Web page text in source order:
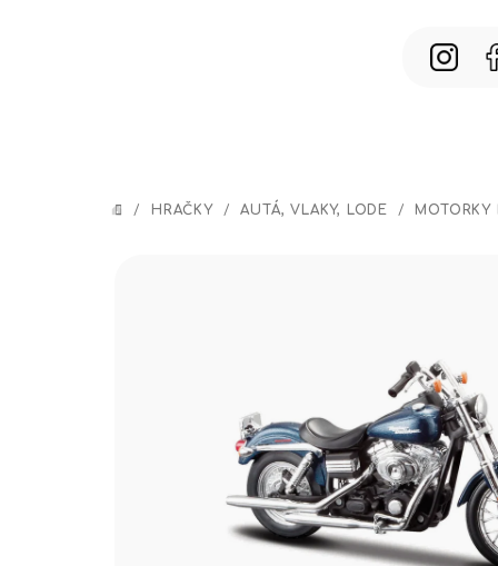
DOMOV
/ HRAČKY / AUTÁ, VLAKY, LODE /